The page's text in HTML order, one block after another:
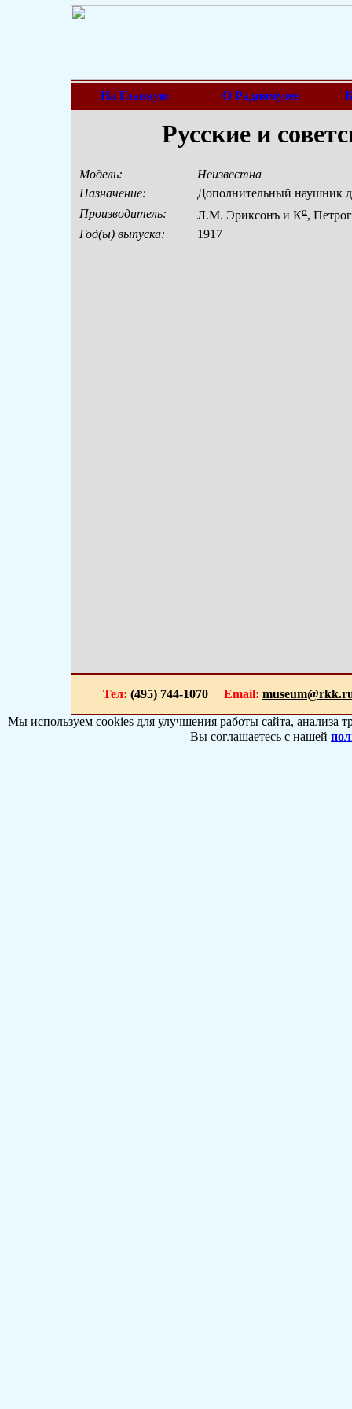
На Главную О Радиомузее
Русские и
Модель:
Неизвестна
Назначение:
Дополнительный наушник
Производитель:
Л.М. Эриксонъ и Ко,
Год(ы) выпуска:
1917
Тел: (495) 744-1070 Email:
Мы используем cookies для улучшения работы сайта, анализа
Вы соглашаетесь с нашей